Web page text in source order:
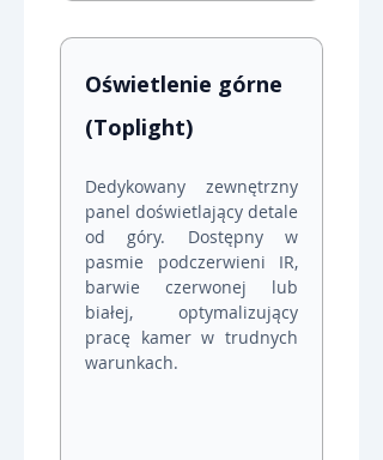
Oświetlenie górne
(Toplight)
Dedykowany zewnętrzny
panel doświetlający detale
od góry. Dostępny w
pasmie podczerwieni IR,
barwie czerwonej lub
białej, optymalizujący
pracę kamer w trudnych
warunkach.